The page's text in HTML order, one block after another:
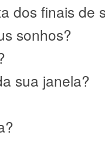
dos finais de
sonhos?
sua janela?